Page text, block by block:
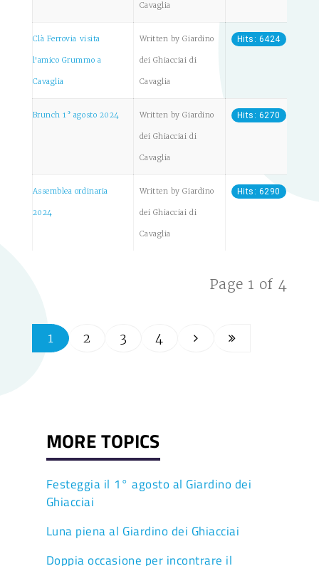
Cavaglia
Clà Ferrovia visita
l'amico Grummo a
Cavaglia
Written by Giardino
dei Ghiacciai di
Cavaglia
Hits: 6424
Brunch 1° agosto 2024 Written by Giardino
dei Ghiacciai di
Cavaglia
Hits: 6270
Assemblea ordinaria
2024
Written by Giardino
dei Ghiacciai di
Cavaglia
Hits: 6290
Page 1 of 4
1 2 3 4
MORE TOPICS
Festeggia il 1° agosto al Giardino dei
Ghiacciai
Luna piena al Giardino dei Ghiacciai
Doppia occasione per incontrare il